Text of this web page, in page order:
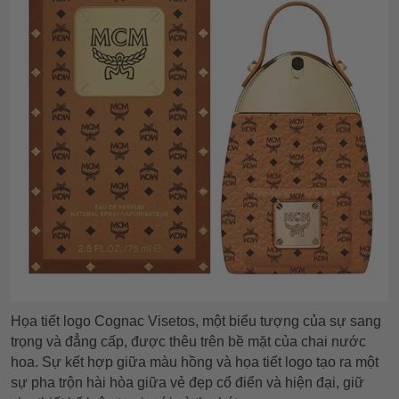
Họa tiết logo Cognac Visetos, một biểu tượng của sự sang
trọng và đẳng cấp, được thêu trên bề mặt của chai nước
hoa. Sự kết hợp giữa màu hồng và họa tiết logo tạo ra một
sự pha trộn hài hòa giữa vẻ đẹp cổ điển và hiện đại, giữ